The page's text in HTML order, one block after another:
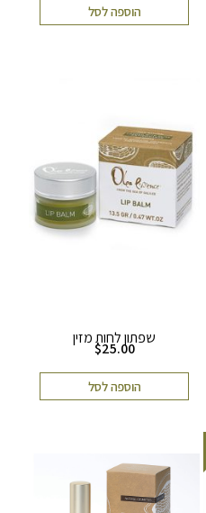
הוספה לסל
שפתון לחות מזין
$25.00
הוספה לסל